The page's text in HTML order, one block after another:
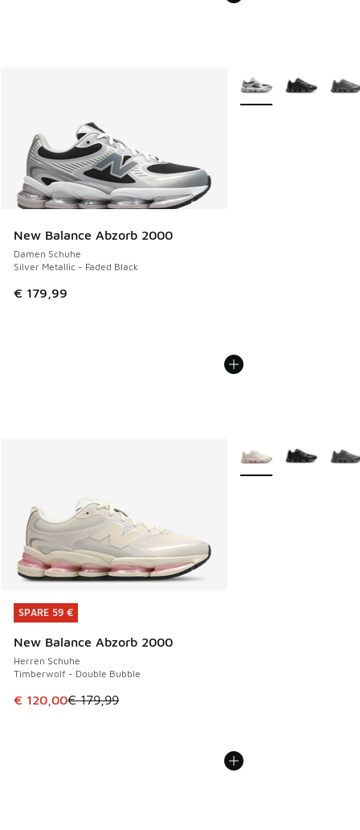
New Balance Abzorb 2000
Damen Schuhe
Silver Metallic - Faded Black
€ 179,99
Weitere Farben
SPARE 59 €
New Balance Abzorb 2000
Herren Schuhe
Timberwolf - Double Bubble
Dieser Artikel ist im Sale. Der Preis ist von € 179,99 auf €
€ 120,00€ 179,99
SPARE 59 €
Weitere Farben